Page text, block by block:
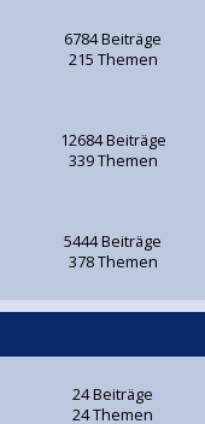
6784 Beiträge
215 Themen
12684 Beiträge
339 Themen
5444 Beiträge
378 Themen
24 Beiträge
24 Themen